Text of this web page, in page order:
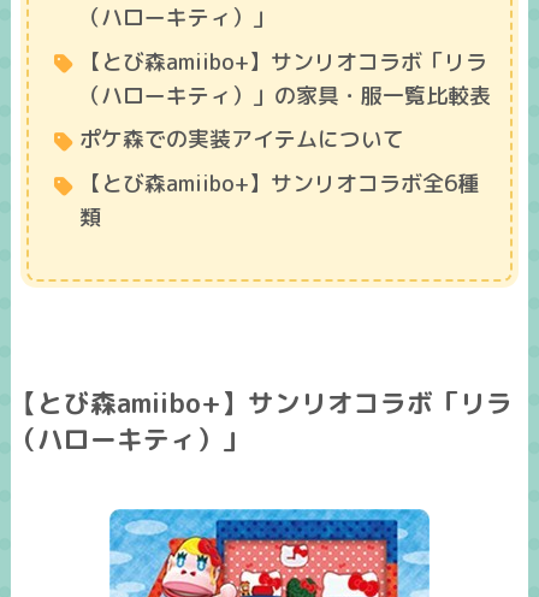
（ハローキティ）」
【とび森amiibo+】サンリオコラボ「リラ
（ハローキティ）」の家具・服一覧比較表
ポケ森での実装アイテムについて
【とび森amiibo+】サンリオコラボ全6種
類
【とび森amiibo+】サンリオコラボ「リラ
（ハローキティ）」